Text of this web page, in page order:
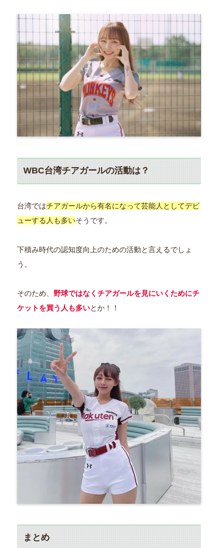
WBC台湾チアガールの活動は？
台湾ではチアガールから有名になって芸能人としてデビ
ューする人も多いそうです。
下積み時代の認知度向上のための活動と言えるでしょ
う。
そのため、 野球ではなくチアガールを見にいくためにチ
ケットを買う人も多いとか！！
まとめ